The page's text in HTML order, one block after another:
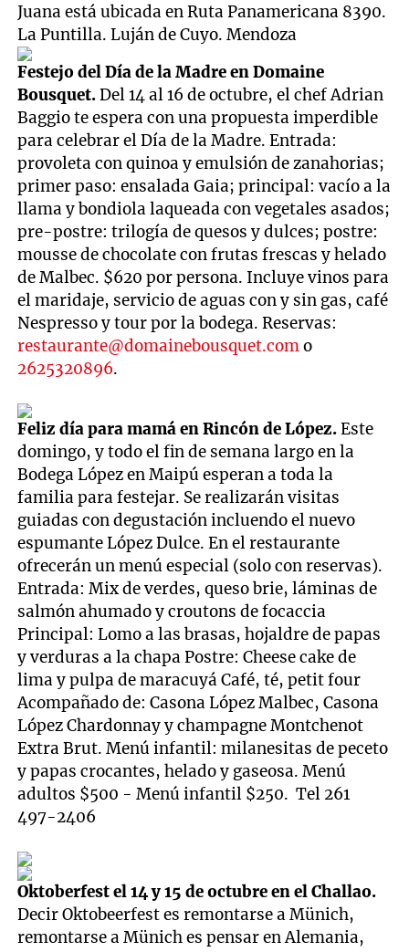
Juana está ubicada en Ruta Panamericana 8390.
La Puntilla. Luján de Cuyo. Mendoza
Festejo del Día de la Madre en Domaine
Bousquet.Del 14 al 16 de octubre, el chef Adrian
Baggio te espera con una propuesta imperdible
para celebrar el Día de la Madre. Entrada:
provoleta con quinoa y emulsión de zanahorias;
primer paso: ensalada Gaia; principal: vacío a la
llama y bondiola laqueada con vegetales asados;
pre-postre: trilogía de quesos y dulces; postre:
mousse de chocolate con frutas frescas y helado
de Malbec. $620 por persona. Incluye vinos para
el maridaje, servicio de aguas con y sin gas, café
Nespresso y tour por la bodega. Reservas:
restaurante@domainebousquet.como
2625320896.
Feliz día para mamá en Rincón de López.Este
domingo, y todo el fin de semana largo en la
Bodega López en Maipú esperan a toda la
familia para festejar. Se realizarán visitas
guiadas con degustación incluendo el nuevo
espumante López Dulce. En el restaurante
ofrecerán un menú especial (solo con reservas).
Entrada: Mix de verdes, queso brie, láminas de
salmón ahumado y croutons de focaccia
Principal: Lomo a las brasas, hojaldre de papas
y verduras a la chapa Postre: Cheese cake de
lima y pulpa de maracuyá Café, té, petit four
Acompañado de: Casona López Malbec, Casona
López Chardonnay y champagne Montchenot
Extra Brut. Menú infantil: milanesitas de peceto
y papas crocantes, helado y gaseosa. Menú
adultos $500 - Menú infantil $250. Tel 261
497-2406
Oktoberfest el 14 y 15 de octubre en el Challao.
Decir Oktobeerfest es remontarse a Münich,
remontarse a Münich es pensar en Alemania,